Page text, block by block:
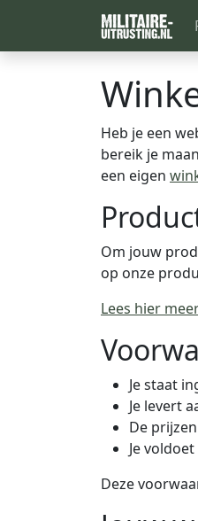
Heb je een
bereik je
een eigen
Om jouw
op onze
Lees hier
Je staat
Je levert
De
Je
Deze